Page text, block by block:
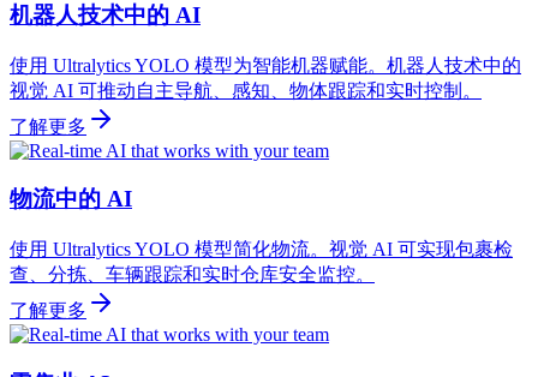
机器人技术中的 AI
使用 Ultralytics YOLO 模型为智能机器赋能。机器人技术中的
视觉 AI 可推动自主导航、感知、物体跟踪和实时控制。
了解更多
物流中的 AI
使用 Ultralytics YOLO 模型简化物流。视觉 AI 可实现包裹检
查、分拣、车辆跟踪和实时仓库安全监控。
了解更多